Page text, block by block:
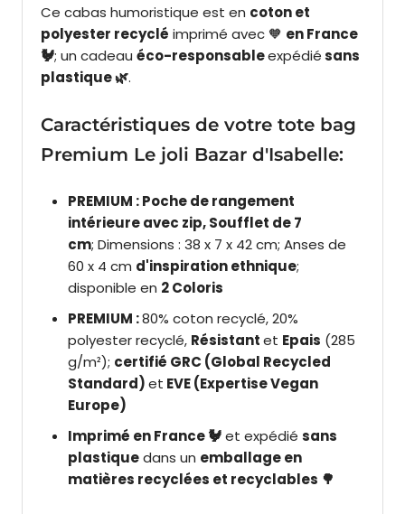
Ce cabas humoristique est en coton et
polyester recyclé imprimé avec 🧡 en France
🐓; un cadeau éco-responsableexpédiésans
plastique 🌿.
Caractéristiques de votre tote bag
Premium Le joli Bazar d'Isabelle:
PREMIUM : Poche de rangement
intérieure avec zip, Soufflet de 7
cm; Dimensions : 38 x 7 x 42 cm; Anses de
60 x 4 cm d'inspiration ethnique;
disponible en 2 Coloris
PREMIUM :80% coton recyclé, 20%
polyester recyclé, Résistantet Epais (285
g/m²); certifié GRC (Global Recycled
Standard)et EVE (Expertise Vegan
Europe)
Imprimé en France 🐓et expédié sans
plastiquedans un emballage en
matières recyclées et recyclables 🌳